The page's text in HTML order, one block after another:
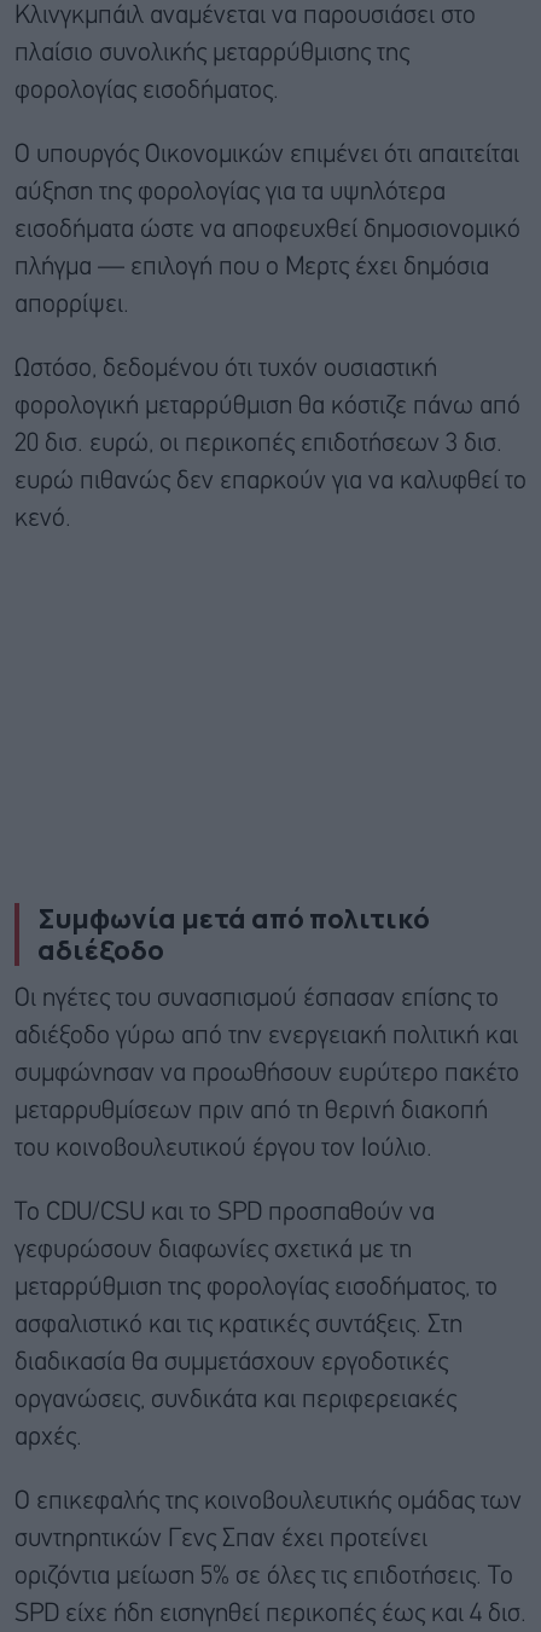
Κλινγκμπάιλ αναμένεται να παρουσιάσει στο
πλαίσιο συνολικής μεταρρύθμισης της
φορολογίας εισοδήματος.
Ο υπουργός Οικονομικών επιμένει ότι απαιτείται
αύξηση της φορολογίας για τα υψηλότερα
εισοδήματα ώστε να αποφευχθεί δημοσιονομικό
πλήγμα — επιλογή που ο Μερτς έχει δημόσια
απορρίψει.
Ωστόσο, δεδομένου ότι τυχόν ουσιαστική
φορολογική μεταρρύθμιση θα κόστιζε πάνω από
20 δισ. ευρώ, οι περικοπές επιδοτήσεων 3 δισ.
ευρώ πιθανώς δεν επαρκούν για να καλυφθεί το
κενό.
Συμφωνία μετά από πολιτικό
αδιέξοδο
Οι ηγέτες του συνασπισμού έσπασαν επίσης το
αδιέξοδο γύρω από την ενεργειακή πολιτική και
συμφώνησαν να προωθήσουν ευρύτερο πακέτο
μεταρρυθμίσεων πριν από τη θερινή διακοπή
του κοινοβουλευτικού έργου τον Ιούλιο.
Το CDU/CSU και το SPD προσπαθούν να
γεφυρώσουν διαφωνίες σχετικά με τη
μεταρρύθμιση της φορολογίας εισοδήματος, το
ασφαλιστικό και τις κρατικές συντάξεις. Στη
διαδικασία θα συμμετάσχουν εργοδοτικές
οργανώσεις, συνδικάτα και περιφερειακές
αρχές.
Ο επικεφαλής της κοινοβουλευτικής ομάδας των
συντηρητικών Γενς Σπαν έχει προτείνει
οριζόντια μείωση 5% σε όλες τις επιδοτήσεις. Το
SPD είχε ήδη εισηγηθεί περικοπές έως και 4 δισ.